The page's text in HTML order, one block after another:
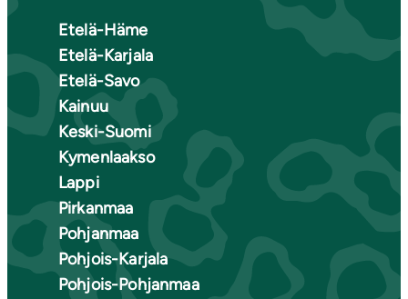
Etelä-Häme
Etelä-Karjala
Etelä-Savo
Kainuu
Keski-Suomi
Kymenlaakso
Lappi
Pirkanmaa
Pohjanmaa
Pohjois-Karjala
Pohjois-Pohjanmaa